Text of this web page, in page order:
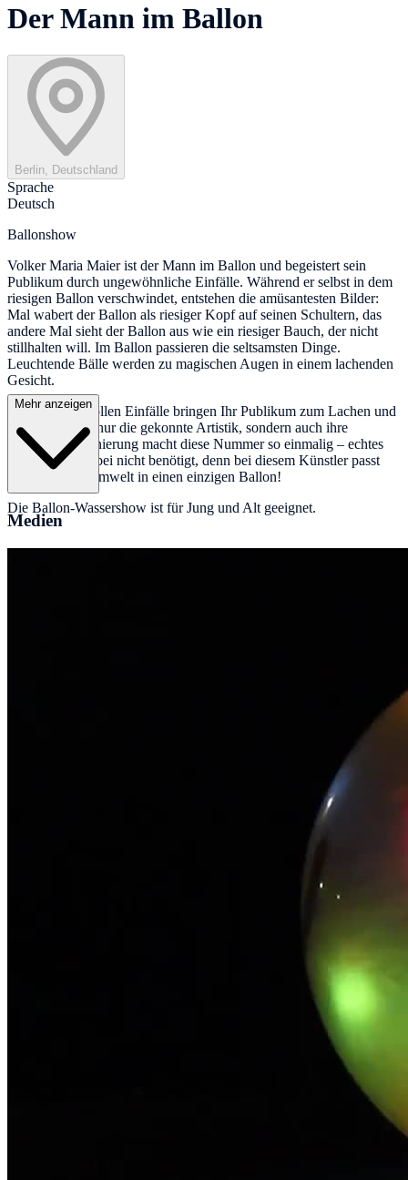
Der Mann im Ballon
Berlin, Deutschland
Sprache
Deutsch
Ballonshow
Volker Maria Maier ist der Mann im Ballon und begeistert sein
Publikum durch ungewöhnliche Einfälle. Während er selbst in dem
riesigen Ballon verschwindet, entstehen die amüsantesten Bilder:
Mal wabert der Ballon als riesiger Kopf auf seinen Schultern, das
andere Mal sieht der Ballon aus wie ein riesiger Bauch, der nicht
stillhalten will. Im Ballon passieren die seltsamsten Dinge.
Leuchtende Bälle werden zu magischen Augen in einem lachenden
Gesicht.
Die phantasievollen Einfälle bringen Ihr Publikum zum Lachen und
Staunen. Nicht nur die gekonnte Artistik, sondern auch ihre
poetische Inszenierung macht diese Nummer so einmalig – echtes
Wasser wird dabei nicht benötigt, denn bei diesem Künstler passt
eine ganze Traumwelt in einen einzigen Ballon!
Die Ballon-Wassershow ist für Jung und Alt geeignet.
Mehr anzeigen
Medien